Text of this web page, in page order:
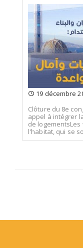
19 décembre
Clôture du 8e
appel à intégrer
de
l'habitat, qui se